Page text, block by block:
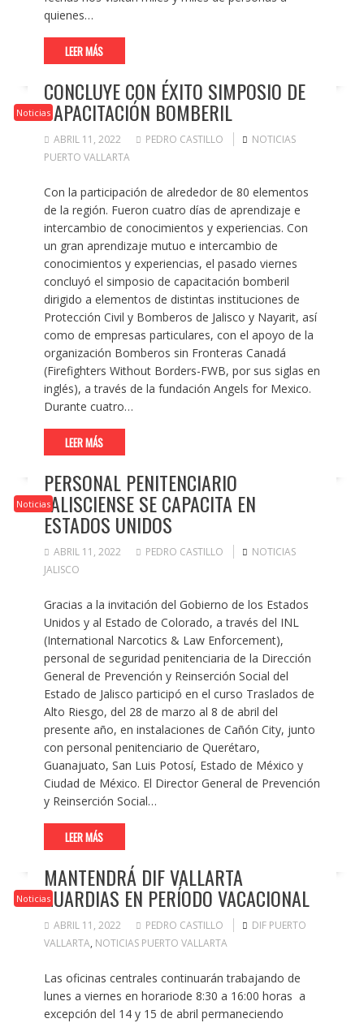
quienes…
LEER MÁS
Noticias
CONCLUYE CON ÉXITO SIMPOSIO DE
CAPACITACIÓN BOMBERIL
ABRIL 11, 2022 PEDRO CASTILLO
NOTICIAS
PUERTO VALLARTA
Con la participación de alrededor de 80 elementos
de la región. Fueron cuatro días de aprendizaje e
intercambio de conocimientos y experiencias. Con
un gran aprendizaje mutuo e intercambio de
conocimientos y experiencias, el pasado viernes
concluyó el simposio de capacitación bomberil
dirigido a elementos de distintas instituciones de
Protección Civil y Bomberos de Jalisco y Nayarit, así
como de empresas particulares, con el apoyo de la
organización Bomberos sin Fronteras Canadá
(Firefighters Without Borders-FWB, por sus siglas en
inglés), a través de la fundación Angels for Mexico.
Durante cuatro…
LEER MÁS
Noticias
PERSONAL PENITENCIARIO
JALISCIENSE SE CAPACITA EN
ESTADOS UNIDOS
ABRIL 11, 2022 PEDRO CASTILLO
NOTICIAS
JALISCO
Gracias a la invitación del Gobierno de los Estados
Unidos y al Estado de Colorado, a través del INL
(International Narcotics & Law Enforcement),
personal de seguridad penitenciaria de la Dirección
General de Prevención y Reinserción Social del
Estado de Jalisco participó en el curso Traslados de
Alto Riesgo, del 28 de marzo al 8 de abril del
presente año, en instalaciones de Cañón City, junto
con personal penitenciario de Querétaro,
Guanajuato, San Luis Potosí, Estado de México y
Ciudad de México. El Director General de Prevención
y Reinserción Social…
LEER MÁS
Noticias
MANTENDRÁ DIF VALLARTA
GUARDIAS EN PERÍODO VACACIONAL
ABRIL 11, 2022 PEDRO CASTILLO
DIF PUERTO
VALLARTA, NOTICIAS PUERTO VALLARTA
Las oficinas centrales continuarán trabajando de
lunes a viernes en horariode 8:30 a 16:00 horas a
excepción del 14 y 15 de abril permaneciendo